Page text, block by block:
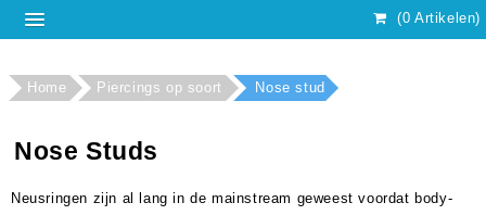
(0 Artikelen)
Home Piercings op soort Nose stud
Nose Studs
Neusringen zijn al lang in de mainstream geweest voordat body-